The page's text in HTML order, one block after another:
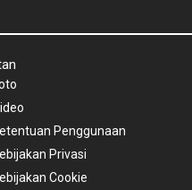
Penggunaan
Privasi
Cookie